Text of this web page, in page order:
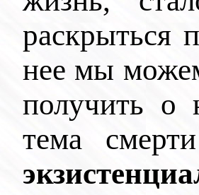
раскрыться
нее мы
получить о
тема